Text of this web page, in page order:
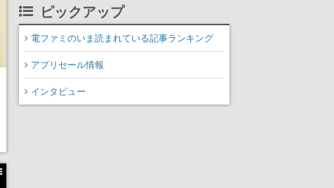
ピックアップ
電ファミのいま読まれている記事ランキング
アプリセール情報
インタビュー